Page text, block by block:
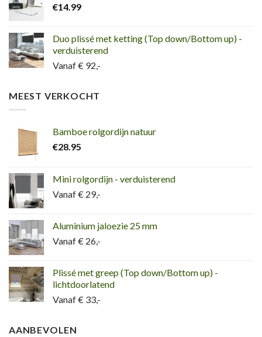
€14.99
Duo plissé met ketting (Top down/Bottom up) -
verduisterend
Vanaf € 92,-
MEEST VERKOCHT
Bamboe rolgordijn natuur
€28.95
Mini rolgordijn - verduisterend
Vanaf € 29,-
Aluminium jaloezie 25 mm
Vanaf € 26,-
Plissé met greep (Top down/Bottom up) -
lichtdoorlatend
Vanaf € 33,-
AANBEVOLEN